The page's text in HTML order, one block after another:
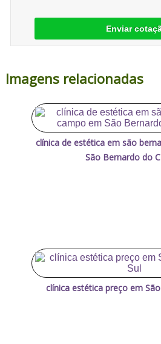
Enviar
Imagens relacionadas
clínica de estética em são
São Bernardo do
clínica estética preço em